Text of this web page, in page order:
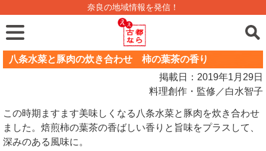
奈良の地域情報を発信！
八条水菜と豚肉の炊き合わせ 柿の葉茶の香り
掲載日：2019年1月29日
料理創作・監修／白水智子
この時期ますます美味しくなる八条水菜と豚肉を炊き合わせ
ました。焙煎柿の葉茶の香ばしい香りと旨味をプラスして、
深みのある風味に。